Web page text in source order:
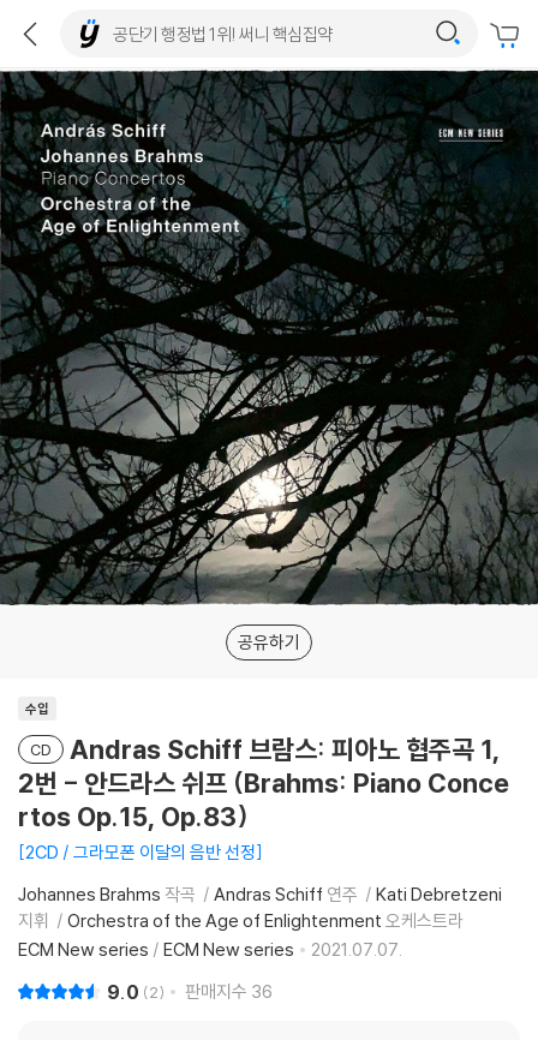
공유하기
수입
CD
Andras Schiff 브람스: 피아노 협주곡 1,
2번 - 안드라스 쉬프 (Brahms: Piano Conce
rtos Op.15, Op.83)
2CD / 그라모폰 이달의 음반 선정
Johannes Brahms 작곡 Andras Schiff 연주
Kati Debretzeni
지휘
Orchestra of the Age of Enlightenment 오케스트라
ECM New series / ECM New series 2021.07.07.
9.0 2 판매지수 36